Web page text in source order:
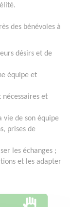
des bénévoles à
désirs et de
équipe et
nécessaires et
vie de son équipe
prises de
les échanges ;
et les adapter